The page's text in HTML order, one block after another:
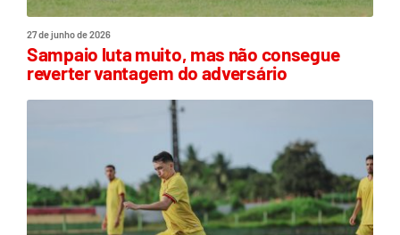
27 de junho de 2026
Sampaio luta muito, mas não consegue
reverter vantagem do adversário